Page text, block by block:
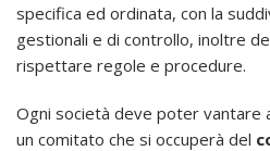
specifica ed ordinata, con la
gestionali e di controllo, inoltre
rispettare regole e procedure.
Ogni società deve poter vantare
un comitato che si occuperà del